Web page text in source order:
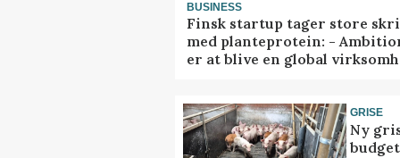
BUSINESS
Finsk startup tager store
med planteprotein: -
er at blive en global
GRISE
Ny